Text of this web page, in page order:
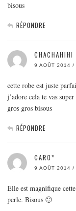
bisous
RÉPONDRE
CHACHAHIHI
9 AOÛT 2014 /
cette robe est juste
j’adore cela te vas
gros gros bisous
RÉPONDRE
CARO*
9 AOÛT 2014 /
Elle est magnifique
perle. Bisous 🙂